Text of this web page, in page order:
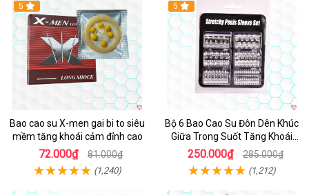
Hot
5
Bao cao su X-men gai bi to siêu
mềm tăng khoái cảm đỉnh cao
72.000₫ 81.000₫
(1,240)
5
Bộ 6 Bao Cao Su Đôn Dên Khúc
Giữa Trong Suốt Tăng Khoái
Cảm
250.000₫ 285.000₫
(1,212)